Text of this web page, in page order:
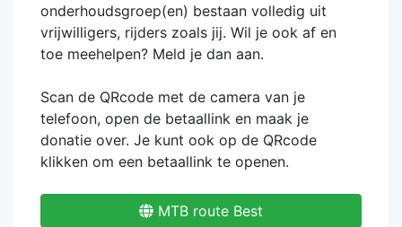
onderhoudsgroep(en) bestaan volledig uit
vrijwilligers, rijders zoals jij. Wil je ook af en
toe meehelpen? Meld je dan aan.
Scan de QRcode met de camera van je
telefoon, open de betaallink en maak je
donatie over. Je kunt ook op de QRcode
klikken om een betaallink te openen.
MTB route Best